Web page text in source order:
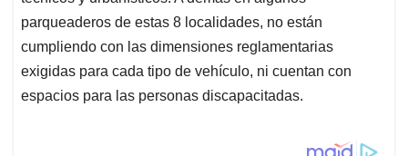
parqueaderos de estas 8 localidades, no están
cumpliendo con las dimensiones reglamentarias
exigidas para cada tipo de vehículo, ni cuentan con
espacios para las personas discapacitadas.